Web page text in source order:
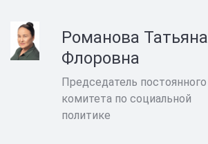
Романова Татьяна
Флоровна
Председатель постоянного
комитета по социальной
политике